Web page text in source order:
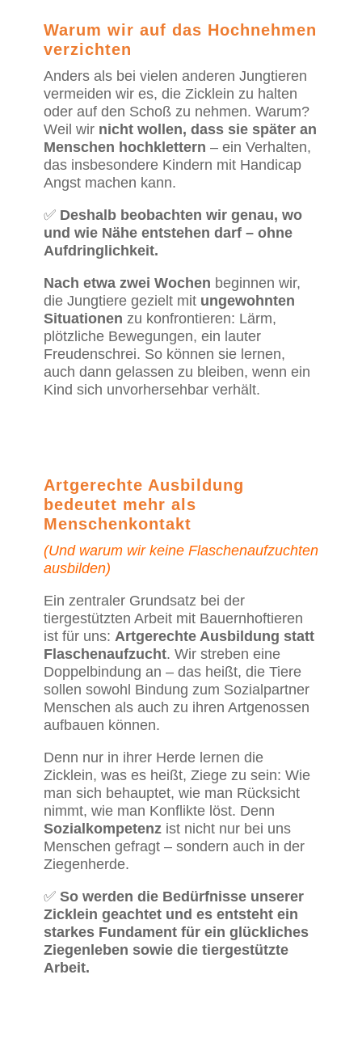
Warum wir auf das Hochnehmen
verzichten
Anders als bei vielen anderen Jungtieren
vermeiden wir es, die Zicklein zu halten
oder auf den Schoß zu nehmen. Warum?
Weil wir nicht wollen, dass sie später an
Menschen hochklettern – ein Verhalten,
das insbesondere Kindern mit Handicap
Angst machen kann.
✅Deshalb beobachten wir genau, wo
und wie Nähe entstehen darf – ohne
Aufdringlichkeit.
Nach etwa zwei Wochen beginnen wir,
die Jungtiere gezielt mit ungewohnten
Situationen zu konfrontieren: Lärm,
plötzliche Bewegungen, ein lauter
Freudenschrei. So können sie lernen,
auch dann gelassen zu bleiben, wenn ein
Kind sich unvorhersehbar verhält.
Artgerechte Ausbildung
bedeutet mehr als
Menschenkontakt
(Und warum wir keine Flaschenaufzuchten
ausbilden)
Ein zentraler Grundsatz bei der
tiergestützten Arbeit mit Bauernhoftieren
ist für uns: Artgerechte Ausbildung statt
Flaschenaufzucht. Wir streben eine
Doppelbindung an – das heißt, die Tiere
sollen sowohl Bindung zum Sozialpartner
Menschen als auch zu ihren Artgenossen
aufbauen können.
Denn nur in ihrer Herde lernen die
Zicklein, was es heißt, Ziege zu sein: Wie
man sich behauptet, wie man Rücksicht
nimmt, wie man Konflikte löst. Denn
Sozialkompetenzist nicht nur bei uns
Menschen gefragt – sondern auch in der
Ziegenherde.
✅ So werden die Bedürfnisse unserer
Zicklein geachtet und es entsteht ein
starkes Fundament für ein glückliches
Ziegenleben sowie die tiergestützte
Arbeit.